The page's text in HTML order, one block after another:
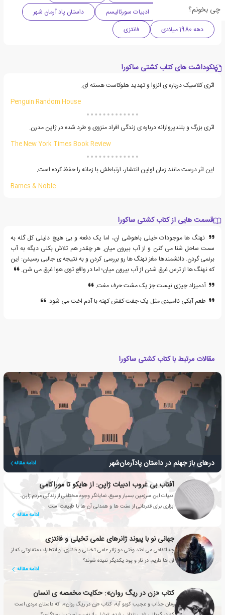
چی بخونم؟
ادبیات معاصر
ادبیات سورئالیسم
داستان پاد آرمان شهر
دهه 1980 میلادی
فانتزی
نکوداشت های کتاب کشتی ساکورا
اثری کلاسیک درباره ی انزوا و تهدید هلوکاست هسته ای.
Penguin Random House
اثری بزرگ و بلندپروازانه درباره ی زندگی افراد منزوی و طرد شده در ژاپن مدرن.
The New York Times Book Review
این اثر درست مانند زمان اولین انتشار، ارتباطش با زمانه را حفظ کرده است.
Barnes & Noble
قسمت هایی از کتاب کشتی ساکورا
نهنگ ها موجودات خیلی باهوشی ان، اما یک دفعه و بی هیچ دلیلی کل گله به
سمت ساحل شنا می کنن و از آب بیرون میان. هر چقدر هم تلاش بکنی دیگه به آب
برنمی گردن. دانشمندها مغز نهنگ ها رو بررسی کردن و به نتیجه ی جالبی رسیدن: این
که نهنگ ها از ترس غرق شدن از آب بیرون میان؛ اما در واقع توی هوا غرق می شن.
آدمیزاد چیزی نیست جز یک مشت حرف مفت.
طعم آبکی ناامیدی مثل یک جفت کفش کهنه با آدم اخت می شود.
مقالات مرتبط با کتاب کشتی ساکورا
درهای باز جهنم در داستان پادآرمان‌شهر ادامه مقاله
آفتاب بی غروب ادبیات ژاپن: از هایکو تا موراکامی
ادبیات این سرزمین بسیار وسیع، نمایانگر وجوه مختلفی از زندگی مردم ژاپن،
ابزاری برای قدردانی از سنت ها و همدلی آن ها با طبیعت است
ادامه مقاله
جهانی نو با پیوند ژانرهای علمی تخیلی و فانتزی
چه اتفاقی می افتد وقتی دو ژانر علمی تخیلی و فانتزی، و انتظارات متفاوتی که از
آن ها داریم، در تار و پود یکدیگر تنیده شوند؟
ادامه مقاله
کتاب «زن در ریگ روان»: حکایت مخمصه ی انسان
رمان جذاب و عجیب کوبو آبه، کتاب «زن در ریگ روان»، که داستان مردی است